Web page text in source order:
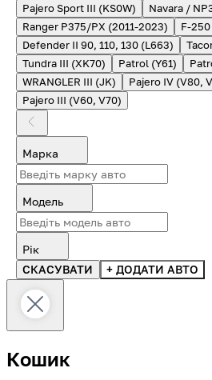
Pajero Sport III (KS0W)
Navara /
Ranger P375/PX (2011-2023)
F-
Defender II 90, 110, 130 (L663)
Tundra III (XK70)
Patrol (Y61)
WRANGLER III (JK)
Pajero IV (V80,
Pajero III (V60, V70)
Марка
Модель
Рік
СКАСУВАТИ
+ ДОДАТИ АВТО
Кошик